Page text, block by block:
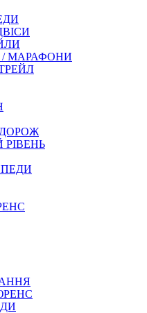
/ МАРАФОНИ
РIВЕНЬ